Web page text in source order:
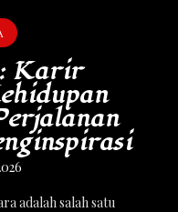
Karir
adalah salah satu